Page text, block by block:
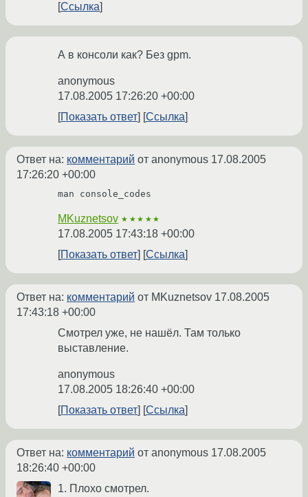
Ссылка
А в консоли как? Без gpm.
anonymous
17.08.2005 17:26:20 +00:00
Показать ответ
Ссылка
Ответ на: комментарий от anonymous 17.08.2005
17:26:20 +00:00
MKuznetsov ★★★★★
17.08.2005 17:43:18 +00:00
Показать ответ
Ссылка
Ответ на: комментарий от MKuznetsov 17.08.2005
17:43:18 +00:00
Смотрел уже, не нашёл. Там только
выставление.
anonymous
17.08.2005 18:26:40 +00:00
Показать ответ
Ссылка
Ответ на: комментарий от anonymous 17.08.2005
18:26:40 +00:00
1. Плохо смотрел.